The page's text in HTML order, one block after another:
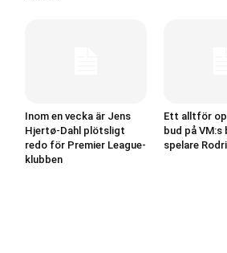
Inom en vecka är Jens
Hjertø-Dahl plötsligt
redo för Premier League-
klubben
Ett alltför
bud på VM:s
spelare